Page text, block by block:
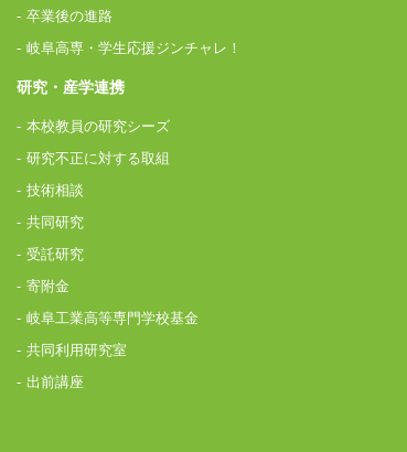
卒業後の進路
岐阜高専・学生応援ジンチャレ！
研究・産学連携
本校教員の研究シーズ
研究不正に対する取組
技術相談
共同研究
受託研究
寄附金
岐阜工業高等専門学校基金
共同利用研究室
出前講座